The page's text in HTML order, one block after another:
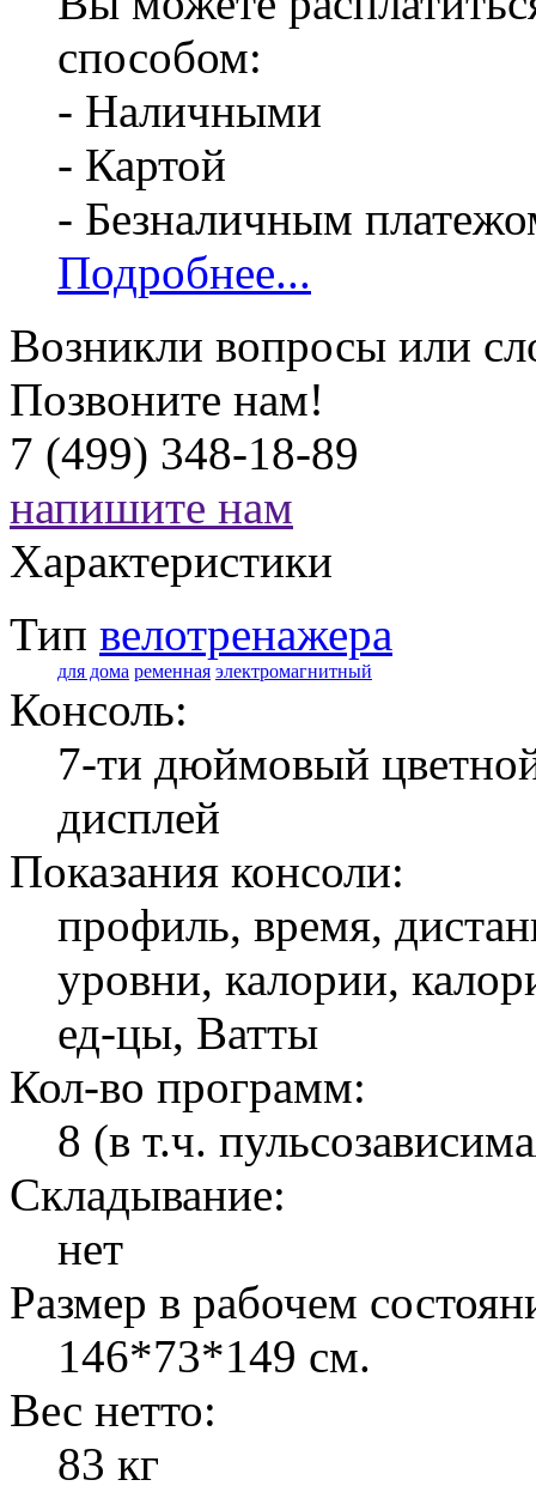
способом:
- Наличными
- Картой
- Безналичным
Подробнее...
Возникли вопросы или
Позвоните нам!
7 (499) 348-18-89
напишите нам
Характеристики
Тип велотренажера
для дома ременная электромагнитный
Консоль:
7-ти дюймовый
дисплей
Показания консоли:
профиль, время,
уровни, калории,
ед-цы, Ватты
Кол-во программ:
8 (в т.ч.
Складывание:
нет
Размер в рабочем
146*73*149 см.
Вес нетто:
83 кг